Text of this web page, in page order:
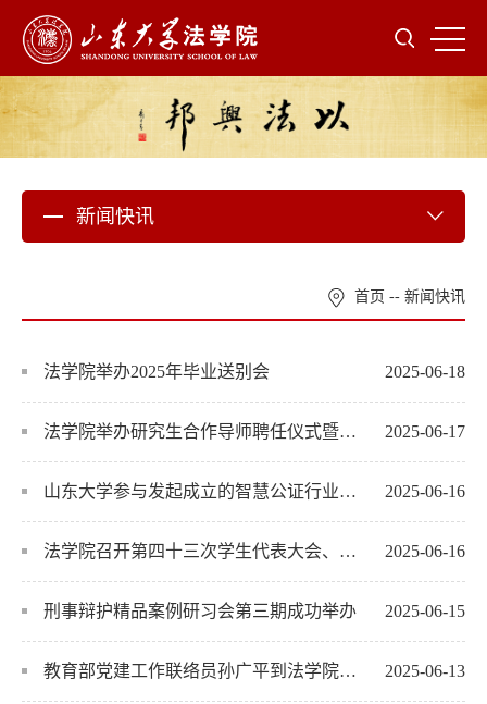
新闻快讯
首页 -- 新闻快讯
2025-06-18
法学院举办2025年毕业送别会
2025-06-17
法学院举办研究生合作导师聘任仪式暨高素质法治人才培养座谈会
2025-06-16
山东大学参与发起成立的智慧公证行业产教融合共同体举行揭牌仪式
2025-06-16
法学院召开第四十三次学生代表大会、第二十七次研究生代表大会
2025-06-15
刑事辩护精品案例研习会第三期成功举办
2025-06-13
教育部党建工作联络员孙广平到法学院调研